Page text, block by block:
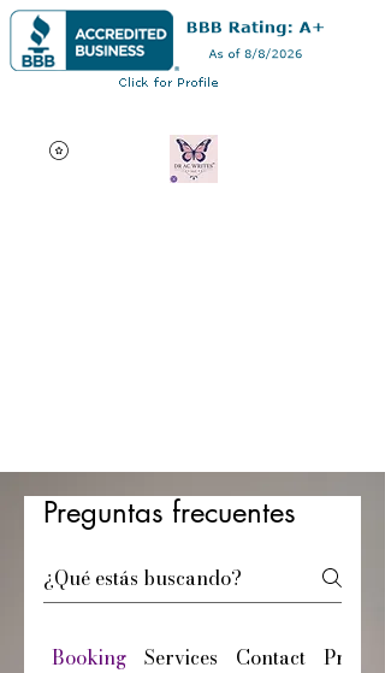
Preguntas frecuentes
Booking Services Contact Pricing